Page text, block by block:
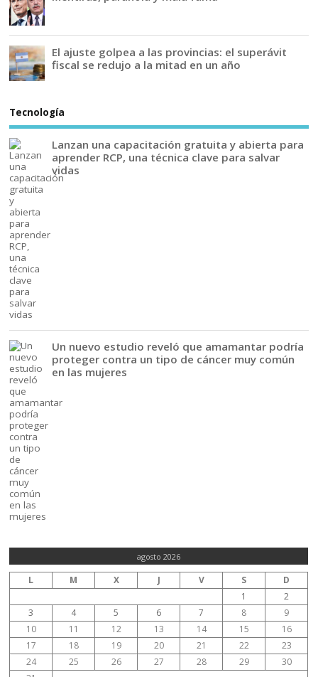
El ajuste golpea a las provincias: el superávit
fiscal se redujo a la mitad en un año
Tecnología
Lanzan una capacitación gratuita y abierta para
aprender RCP, una técnica clave para salvar
vidas
Un nuevo estudio reveló que amamantar podría
proteger contra un tipo de cáncer muy común
en las mujeres
agosto 2026
L M X J V S
D
1
2
3
4 5 6 7 8
9
10
11 12 13 14 15
16
17
18 19 20 21 22
23
24
25 26 27 28 29
30